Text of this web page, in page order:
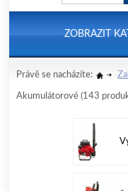
ZOBRAZIT
Právě se nacházíte:
Akumulátorové (143